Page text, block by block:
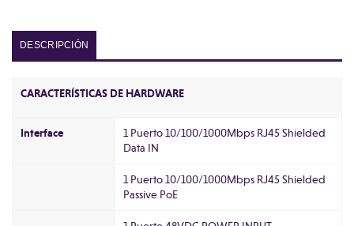
DESCRIPCIÓN
CARACTERÍSTICAS DE HARDWARE
Interface
1 Puerto 10/100/1000Mbps RJ45 Shielded
Data IN
1 Puerto 10/100/1000Mbps RJ45 Shielded
Passive PoE